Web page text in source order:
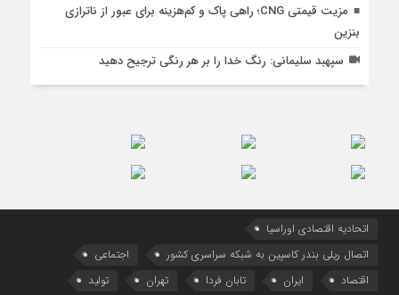
مزیت قیمتی CNG؛ راهی پاک و کم‌هزینه برای عبور از ناترازی
بنزین
سپهبد سلیمانی: رنگ خدا را بر هر رنگی ترجیح دهید
اتحادیه اقتصادی اوراسیا
اتصال ریلی بندر کاسپین به شبکه سراسری کشور
اجتماعی
اقتصاد
ایران تابان فردا تهران
تولید